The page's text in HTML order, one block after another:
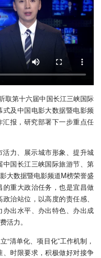
取第十六届中国长江三峡国际
及中国电影大数据暨电影频
报，研究部署下一步重点任
力、展示城市形象、提升城
国长江三峡国际旅游节、第
大数据暨电影频道M榜荣誉盛
重大政治任务，也是宜昌做
治站位，以高度的责任感、
出水平、办出特色、办出成
活力。
“清单化、项目化”工作机制，
时限要求，积极做好对接争